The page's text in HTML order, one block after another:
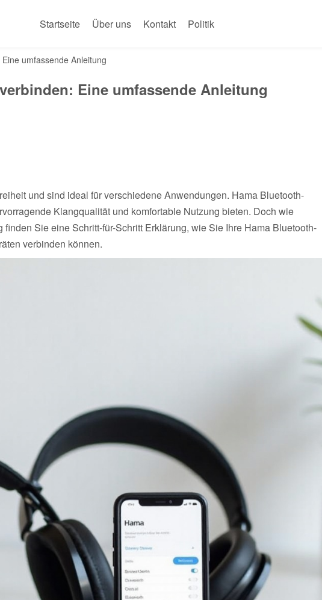
Startseite Über uns Kontakt Politik
umfassende Anleitung
Eine umfassende Anleitung
und sind ideal für verschiedene Anwendungen. Hama Bluetooth-
Klangqualität und komfortable Nutzung bieten. Doch wie
Sie eine Schritt-für-Schritt Erklärung, wie Sie Ihre Hama Bluetooth-
verbinden können.